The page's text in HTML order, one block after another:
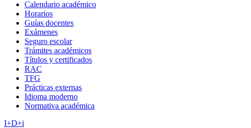
Calendario académico
Horarios
Guías docentes
Exámenes
Seguro escolar
Trámites académicos
Títulos y certificados
RAC
TFG
Prácticas externas
Idioma moderno
Normativa académica
I+D+i